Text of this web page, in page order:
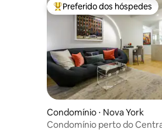
Entre os melhores preferidos
Preferido dos hóspedes
Condomínio ⋅ Nova York
Condomínio perto do